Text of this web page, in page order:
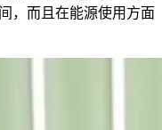
，而且在能源使用方面